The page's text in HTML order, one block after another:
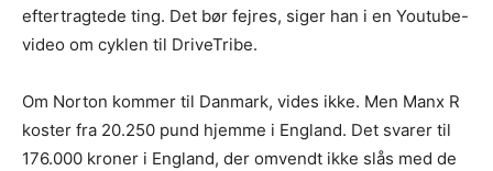
eftertragtede ting. Det bør fejres, siger han i en Youtube-
video om cyklen til DriveTribe.
Om Norton kommer til Danmark, vides ikke. Men Manx R
koster fra 20.250 pund hjemme i England. Det svarer til
176.000 kroner i England, der omvendt ikke slås med de